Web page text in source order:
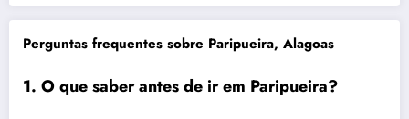
Perguntas frequentes sobre Paripueira, Alagoas
1. O que saber antes de ir em Paripueira?